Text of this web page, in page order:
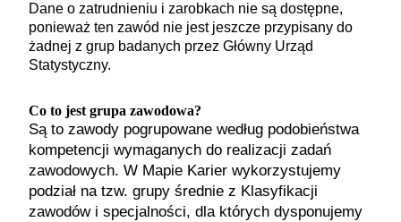
Dane o zatrudnieniu i zarobkach nie są dostępne,
ponieważ ten zawód nie jest jeszcze przypisany do
żadnej z grup badanych przez Główny Urząd
Statystyczny.
Co to jest grupa zawodowa?
Są to zawody pogrupowane według podobieństwa
kompetencji wymaganych do realizacji zadań
zawodowych. W Mapie Karier wykorzystujemy
podział na tzw. grupy średnie z Klasyfikacji
zawodów i specjalności, dla których dysponujemy